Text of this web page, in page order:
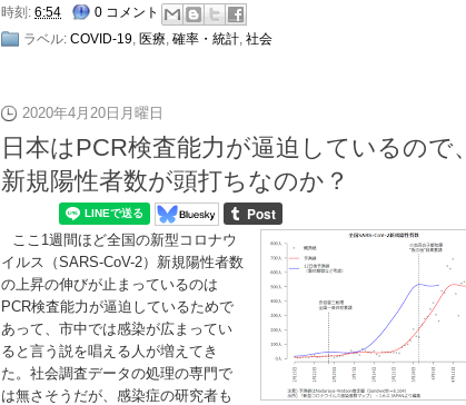
時刻: 6:54
0 コメント
ラベル: COVID-19, 医療, 確率・統計, 社会
2020年4月20日月曜日
日本はPCR検査能力が逼迫しているので、
新規陽性者数が頭打ちなのか？
ここ1週間ほど全国の新型コロナウ
イルス（SARS-CoV-2）新規陽性者数
の上昇の伸びが止まっているのは
PCR検査能力が逼迫しているためで
あって、市中では感染が広まってい
ると言う説を唱える人が増えてき
た。社会調査データの処理の専門で
は無さそうだが、感染症の研究者も